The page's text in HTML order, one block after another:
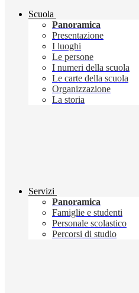
Scuola
Panoramica
Presentazione
I luoghi
Le persone
I numeri della scuola
Le carte della scuola
Organizzazione
La storia
Servizi
Panoramica
Famiglie e studenti
Personale scolastico
Percorsi di studio